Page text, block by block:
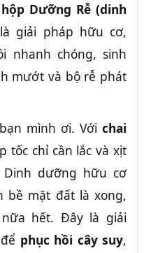
hộp Dưỡng Rễ (dinh
giải pháp hữu cơ,
nhanh chóng, sinh
mướt và bộ rễ phát
mình ơi. Với chai
tốc chỉ cần lắc và xịt
dưỡng hữu cơ
bề mặt đất là xong,
hết. Đây là giải
phục hồi cây suy,